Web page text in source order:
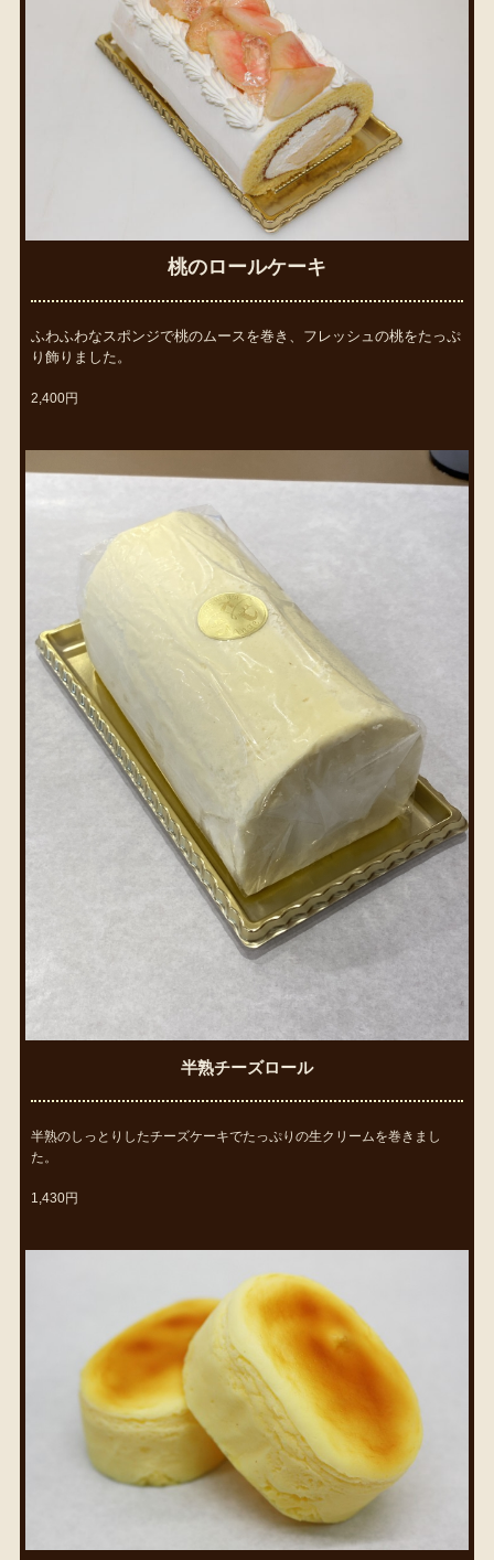
桃のロールケーキ
ふわふわなスポンジで桃のムースを巻き、フレッシュの桃をたっぷ
り飾りました。
2,400円
半熟チーズロール
半熟のしっとりしたチーズケーキでたっぷりの生クリームを巻きまし
た。
1,430円